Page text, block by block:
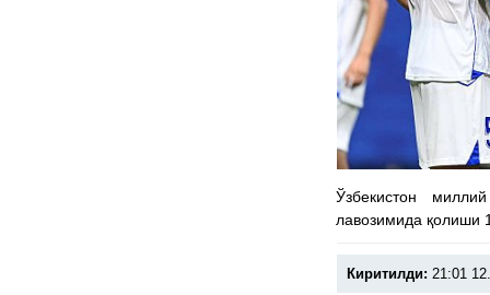
Ўзбекистон
лавозимида қолиши
Киритилди: 21:01